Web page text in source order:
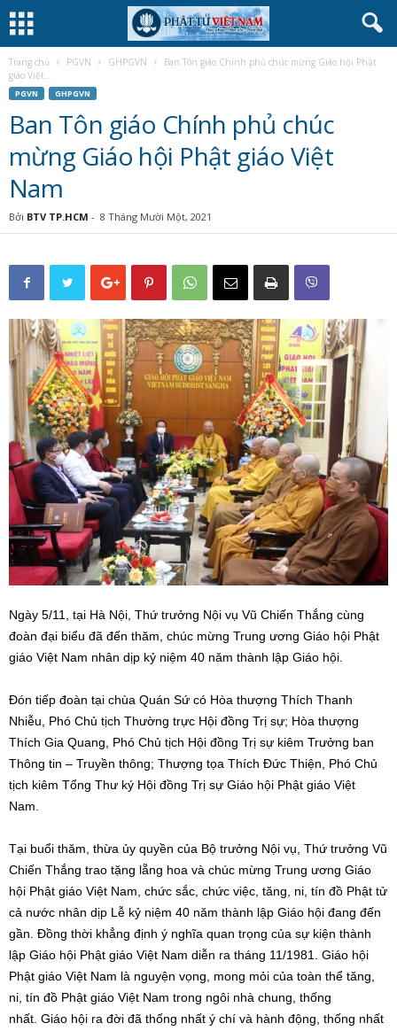
Trang chủ PGVN GHPGVN
Ban Tôn giáo Chính phủ chúc mừng Giáo hội Phật
giáo Việt...
PGVN GHPGVN
Ban Tôn giáo Chính phủ chúc
mừng Giáo hội Phật giáo Việt
Nam
Bởi BTV TP.HCM - 8 Tháng Mười Một, 2021
Ngày 5/11, tại Hà Nội, Thứ trưởng Nội vụ Vũ Chiến Thắng cùng
đoàn đại biểu đã đến thăm, chúc mừng Trung ương Giáo hội Phật
giáo Việt Nam nhân dịp kỷ niệm 40 năm thành lập Giáo hội.
Đón tiếp đoàn tại chùa Quán Sứ có Hòa thượng Thích Thanh
Nhiễu, Phó Chủ tịch Thường trực Hội đồng Trị sự; Hòa thượng
Thích Gia Quang, Phó Chủ tịch Hội đồng Trị sự kiêm Trưởng ban
Thông tin – Truyền thông; Thượng tọa Thích Đức Thiện, Phó Chủ
tịch kiêm Tổng Thư ký Hội đồng Trị sự Giáo hội Phật giáo Việt
Nam.
Tại buổi thăm, thừa ủy quyền của Bộ trưởng Nội vụ, Thứ trưởng Vũ
Chiến Thắng trao tặng lẵng hoa và chúc mừng Trung ương Giáo
hội Phật giáo Việt Nam, chức sắc, chức việc, tăng, ni, tín đồ Phật tử
cả nước nhân dịp Lễ kỷ niệm 40 năm thành lập Giáo hội đang đến
gần. Đồng thời khẳng định ý nghĩa quan trọng của sự kiện thành
lập Giáo hội Phật giáo Việt Nam diễn ra tháng 11/1981. Giáo hội
Phật giáo Việt Nam là nguyện vọng, mong mỏi của toàn thể tăng,
ni, tín đồ Phật giáo Việt Nam trong ngôi nhà chung, thống
nhất. Giáo hội ra đời đã thống nhất ý chí và hành động, thống nhất